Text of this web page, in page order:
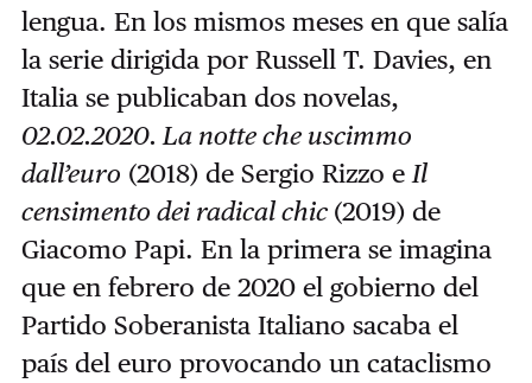
lengua. En los mismos meses en que salía
la serie dirigida por Russell T. Davies, en
Italia se publicaban dos novelas,
02.02.2020. La notte che uscimmo
dall’euro (2018) de Sergio Rizzo e Il
censimento dei radical chic (2019) de
Giacomo Papi. En la primera se imagina
que en febrero de 2020 el gobierno del
Partido Soberanista Italiano sacaba el
país del euro provocando un cataclismo